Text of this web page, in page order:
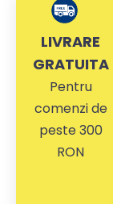
LIVRARE
GRATUITA
Pentru
comenzi de
peste 300
RON